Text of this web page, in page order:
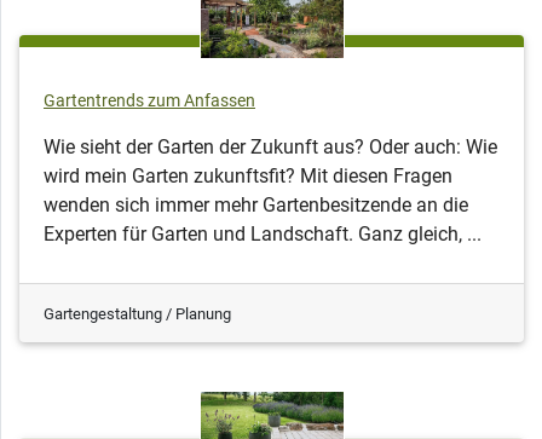
Gartentrends zum Anfassen
Wie sieht der Garten der Zukunft aus? Oder auch: Wie
wird mein Garten zukunftsfit? Mit diesen Fragen
wenden sich immer mehr Gartenbesitzende an die
Experten für Garten und Landschaft. Ganz gleich, ...
Gartengestaltung / Planung